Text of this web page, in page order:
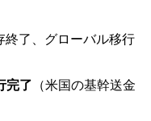
終了、グローバル移行
完了 （米国の基幹送金